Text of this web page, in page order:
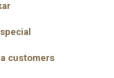
customers